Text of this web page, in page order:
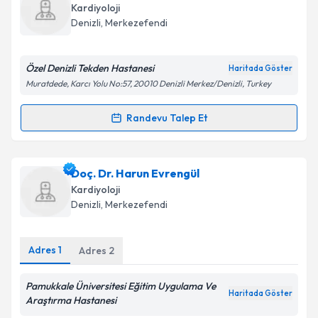
Takvim Talebini Gönder
oluşturun. Size bu uzmandan randevu almanız için bir
takvim hazırlandığında e-posta ile bilgilendireceğiz.
Kişisel verilerimin işlenmesine ilişkin
Metni'ni okudum ve kişisel verilerimin belirtilen
Takvim Talebini Gönder
Kardiyoloji
Denizli, Merkezefendi
Özel Denizli Tekden Hastanesi Haritada Göster
Muratdede, Karcı Yolu No:57, 20010 Denizli Merkez/Denizli, Turkey
Randevu Talep Et
Randevu Takvimi Talebi
Uzm. Dr. Mustafa Demiriçin randevu takvimi talebi
oluşturun. Size bu uzmandan randevu almanız için bir
takvim hazırlandığında e-posta ile bilgilendireceğiz.
Kişisel verilerimin işlenmesine ilişkin
Aydınlatma
Doç. Dr. Harun Evrengül
Kardiyoloji
Denizli, Merkezefendi
Adres 1 Adres 2
Pamukkale Üniversitesi Eğitim Uygulama Ve
Araştırma Hastanesi
Haritada Göster